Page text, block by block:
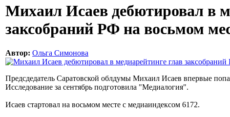
Михаил Исаев дебютировал в
заксобраний РФ на восьмом
Автор: Ольга Симонова
Предсдедатель Саратовской облдумы Михаил Исаев впервые
Исследование за сентябрь подготовила "Медиалогия".
Исаев стартовал на восьмом месте с медиаиндексом 6172.